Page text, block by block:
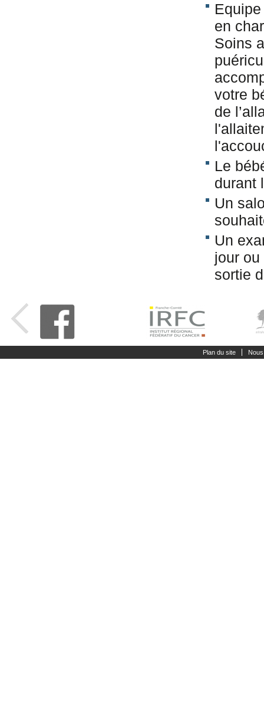
en
Soins
votre
de
Le
durant
Un
Un
jour
sortie
Plan du site